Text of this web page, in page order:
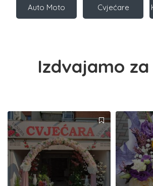
Auto Moto Cvjećare
Izdvajamo za